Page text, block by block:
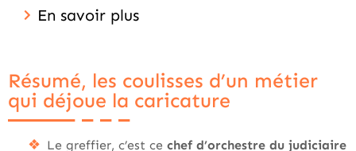
En savoir plus
Résumé, les coulisses d’un métier
qui déjoue la caricature
Le greffier, c’est ce chef d’orchestre du judiciaire